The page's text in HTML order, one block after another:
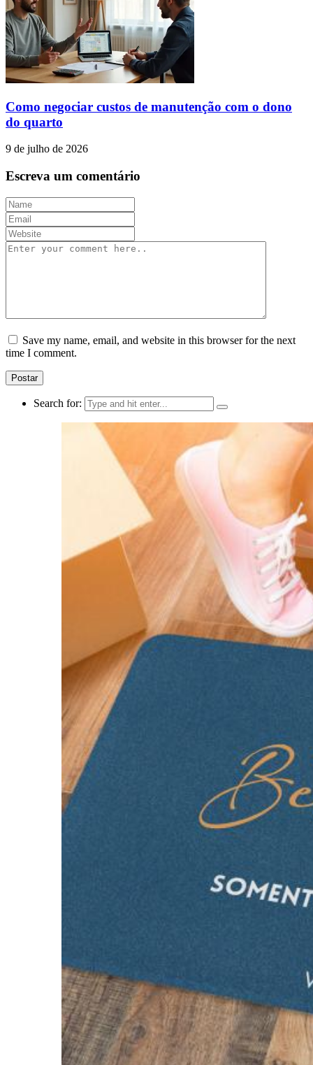
Como negociar custos de manutenção com o dono
do quarto
9 de julho de 2026
Escreva um comentário
Save my name, email, and website in this browser for the next
time I comment.
Search for: